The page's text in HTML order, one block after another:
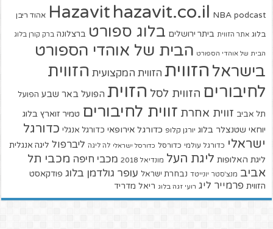
Hazavit hazavit.co.il NBA podcast אהוד ריבן
בלוג אתר הזווית ביתר ירושלים בלוג ספורט ברצלונה ברק קורן בלוג
הבית של אוהדי הספורט הבית של אוהדי הספורט
בישראל הזווית הזווית המקצועית הזווית
לחיבורים הזווית לסל הזוית הפועל באר שבע הפועל
תל אביב זווית אחרת זווית לחיבורים טמיר זוארץ בלוג
יוחאי שטנצלר בלוג יורגן קלופ כדורגל אירופאי כדורגל אנגלי כדורגל
ישראלי כדורגל עולמי כדורסל כדורסל ישראלי לה ליגה ליברפול ליגה אנגלית
ליגת האלופות ליגת העל מונדיאל 2018 מכבי חיפה מכבי תל
אביב מנצ'סטר יונייטד נבחרת ישראל עופר גולדמן בלוג פודקאסט
הזווית פרמייר ליג רועי זגה בלוג ריאל מדריד